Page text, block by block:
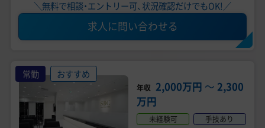
＼無料で相談・エントリー可、状況確認だけでもOK!／
求人に問い合わせる
常勤 おすすめ
年収 2,000万円 〜 2,300
万円
未経験可
手技あり